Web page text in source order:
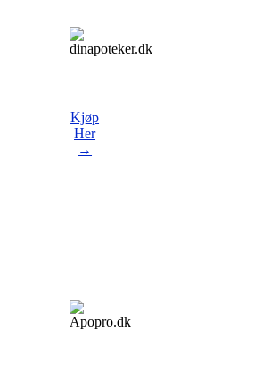
Kjøp
Her
→